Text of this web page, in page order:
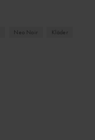
Neo Noir Kläder